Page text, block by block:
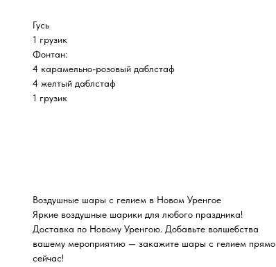
Гусь
1 грузик
Фонтан:
4 карамельно-розовый даблстаф
4 желтый даблстаф
1 грузик
Воздушные шары с гелием в Новом Уренгое
Яркие воздушные шарики для любого праздника!
Доставка по Новому Уренгою. Добавьте волшебства
вашему мероприятию — закажите шары с гелием прямо
сейчас!